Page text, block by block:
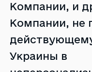
Компании, и
Компании, не
Украины в